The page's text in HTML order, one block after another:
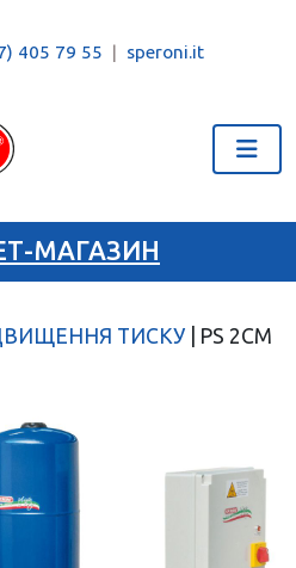
405 79 55 speroni.it
МАГАЗИН
ТИСКУ PS 2CM